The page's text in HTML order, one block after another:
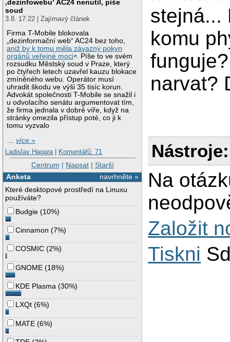
‚dezinfowebu‘ AC24 nenutil, píše
soud
3.8. 17:22 | Zajímavý článek
Firma T-Mobile blokovala
„dezinformační web“ AC24 bez toho,
aniž by k tomu měla závazný pokyn
orgánů veřejné moci . Píše to ve svém
rozsudku Městský soud v Praze, který
po čtyřech letech uzavřel kauzu blokace
zmíněného webu. Operátor musí
uhradit škodu ve výši 35 tisíc korun.
Advokát společnosti T-Mobile se snažil i
u odvolacího senátu argumentovat tím,
že firma jednala v dobré víře, když na
stránky omezila přístup poté, co ji k
tomu vyzvalo
…více »
Ladislav Hagara | Komentářů: 71
Centrum | Napsat| Starší
navrhněte »
Anketa
Které desktopové prostředí na Linuxu
používáte?
Budgie (10%)
Cinnamon (7%)
COSMIC (2%)
GNOME (18%)
KDE Plasma (30%)
LXQt (6%)
MATE (6%)
stejná...
komu
narvat?
Nástroje:
Na
Založit
Tiskni